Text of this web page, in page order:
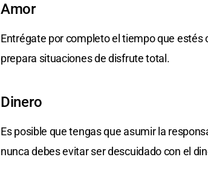
Amor
Entrégate por completo el tiempo que
prepara situaciones de disfrute total.
Dinero
Es posible que tengas que asumir la
nunca debes evitar ser descuidado con el